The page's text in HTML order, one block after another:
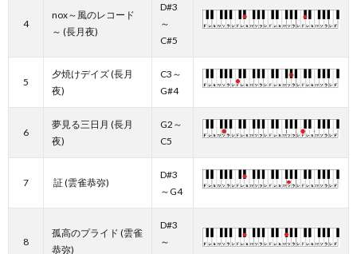
4
nox～風のレコード
～ (長月夜)
D#3
～
C#5
5
夕焼けデイズ (長月
夜)
C3～
G#4
6
夢見る三日月 (長月
夜)
G2～
C5
7 証 (雲雀恭弥)
D#3
～G4
8
孤高のプライド (雲雀
恭弥)
D#3
～